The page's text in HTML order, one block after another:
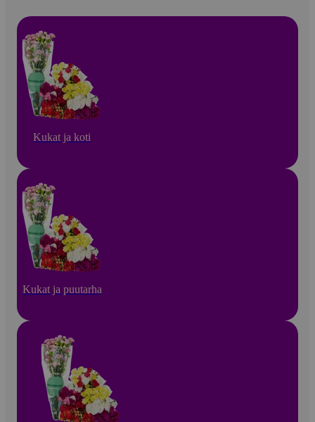
Kukat ja koti
Kukat ja puutarha